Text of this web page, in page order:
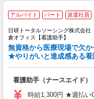
アルバイト パート 派遣社員
日研トータルソーシング株式会
倉オフィス【看護助手】
無資格から医療現場で欠
★やりがいと達成感ある看
看護助手（ナースエイド）
時給1,300円 ★週払い